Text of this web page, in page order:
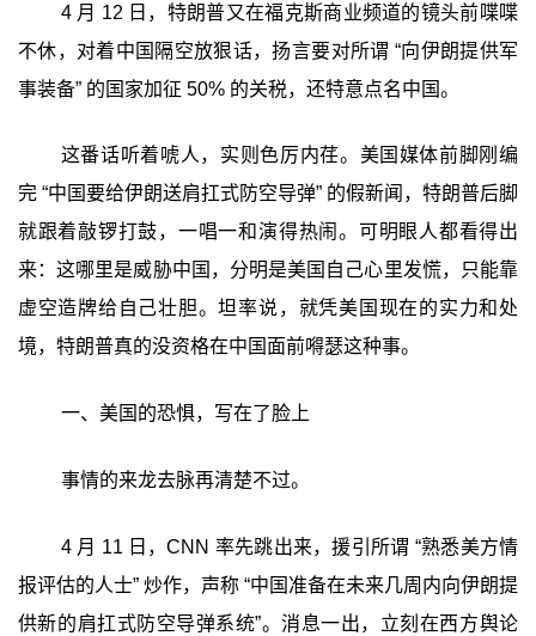
4 月 12 日，特朗普又在福克斯商业频道的镜头前喋喋
不休，对着中国隔空放狠话，扬言要对所谓 “向伊朗提供军
事装备” 的国家加征 50% 的关税，还特意点名中国。
这番话听着唬人，实则色厉内荏。美国媒体前脚刚编
完 “中国要给伊朗送肩扛式防空导弹” 的假新闻，特朗普后脚
就跟着敲锣打鼓，一唱一和演得热闹。可明眼人都看得出
来：这哪里是威胁中国，分明是美国自己心里发慌，只能靠
虚空造牌给自己壮胆。坦率说，就凭美国现在的实力和处
境，特朗普真的没资格在中国面前嘚瑟这种事。
一、美国的恐惧，写在了脸上
事情的来龙去脉再清楚不过。
4 月 11 日，CNN 率先跳出来，援引所谓 “熟悉美方情
报评估的人士” 炒作，声称 “中国准备在未来几周内向伊朗提
供新的肩扛式防空导弹系统”。消息一出，立刻在西方舆论